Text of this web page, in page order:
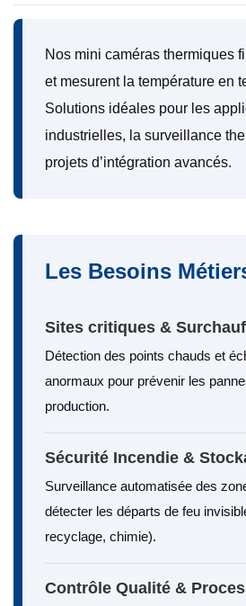
Nos mini caméras thermiques
et mesurent la température en
Solutions idéales pour les
industrielles, la surveillance
projets d’intégration avancés.
Les Besoins
Sites critiques &
Détection des points chauds et
anormaux pour prévenir les
production.
Sécurité Incendie &
Surveillance automatisée des
détecter les départs de feu
recyclage, chimie).
Contrôle Qualité &